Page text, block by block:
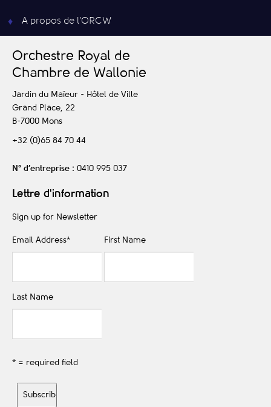
A propos de l’ORCW
Orchestre Royal de
Chambre de Wallonie
Jardin du Maïeur - Hôtel de Ville
Grand Place, 22
B-7000 Mons
+32 (0)65 84 70 44
N° d’entreprise : 0410 995 037
Lettre d'information
Sign up for Newsletter
Email Address* First Name
Last Name
* = required field